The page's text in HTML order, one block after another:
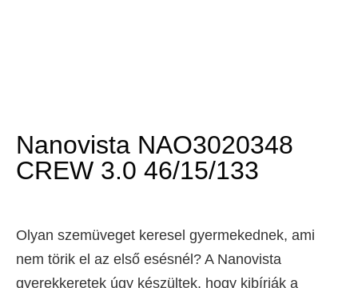
Nanovista NAO3020348
CREW 3.0 46/15/133
Olyan szemüveget keresel gyermekednek, ami
nem törik el az első esésnél? A Nanovista
gyerekkeretek úgy készültek, hogy kibírják a